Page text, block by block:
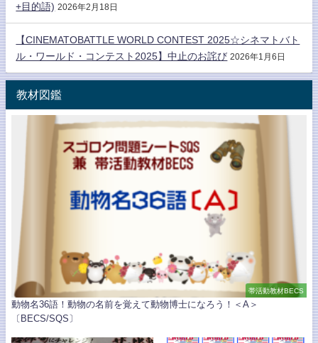
+目的語) 2026年2月18日
【CINEMATOBATTLE WORLD CONTEST 2025☆シネマトバト
ル・ワールド・コンテスト2025】中止のお詫び 2026年1月6日
教材図鑑
帯活動教材BECS
動物名36語！動物の名前を覚えて動物博士になろう！＜A＞
〔BECS/SQS〕